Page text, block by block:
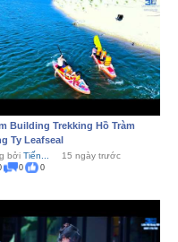
Building Trekking Hồ Tràm
Ty Leafseal
bởi Tiến... 15 ngày trước
0 0